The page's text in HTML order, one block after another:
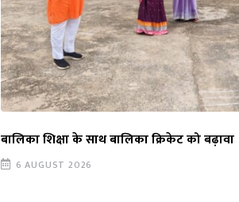
बालिका शिक्षा के साथ बालिका क्रिकेट को बढ़ावा
6 AUGUST 2026